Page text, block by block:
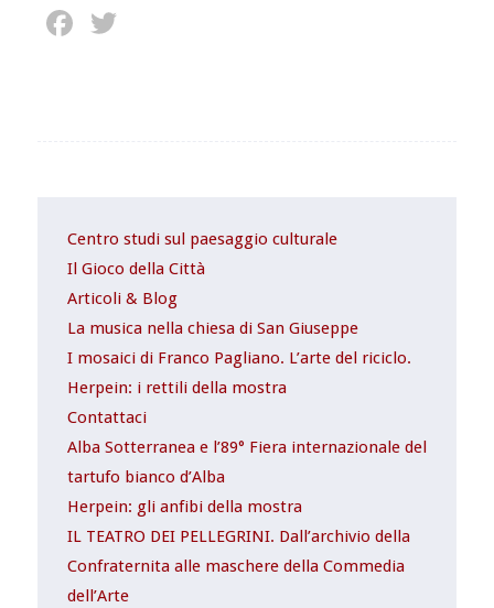
Facebook
Centro studi sul paesaggio culturale
Il Gioco della Città
Articoli & Blog
La musica nella chiesa di San Giuseppe
I mosaici di Franco Pagliano. L’arte del riciclo.
Herpein: i rettili della mostra
Contattaci
Alba Sotterranea e l’89° Fiera internazionale del
tartufo bianco d’Alba
Herpein: gli anfibi della mostra
IL TEATRO DEI PELLEGRINI. Dall’archivio della
Confraternita alle maschere della Commedia
dell’Arte